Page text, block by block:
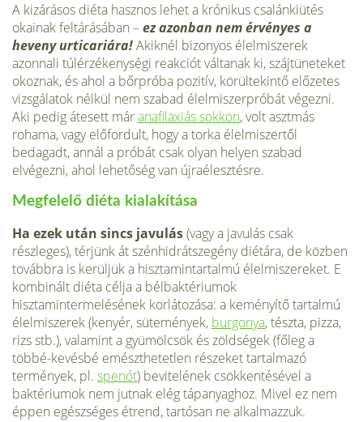
A kizárásos diéta hasznos lehet a krónikus csalánkiütés
okainak feltárásában –ez azonban nem érvényes a
heveny urticariára!Akiknél bizonyos élelmiszerek
azonnali túlérzékenységi reakciót váltanak ki, szájtüneteket
okoznak, és ahol a bőrpróba pozitív, körültekintő előzetes
vizsgálatok nélkül nem szabad élelmiszerpróbát végezni.
Aki pedig átesett máranafilaxiás sokkon, volt asztmás
rohama, vagy előfordult, hogy a torka élelmiszertől
bedagadt, annál a próbát csak olyan helyen szabad
elvégezni, ahol lehetőség van újraélesztésre.
Megfelelő diéta kialakítása
Ha ezek után sincs javulás(vagy a javulás csak
részleges), térjünk át szénhidrátsze­gény diétára, de közben
továbbra is kerül­jük a hisztamintartalmú élelmiszereket. E
kombinált diéta célja a bélbaktériumok
hisztamintermelésének korlátozása: a ke­ményítő tartalmú
élelmiszerek (kenyér, sütemények, burgonya, tészta, pizza,
rizs stb.), valamint a gyümölcsök és zöldségek (főleg a
többé-kevésbé emészthetetlen részeket tartalmazó
termények, pl. spenót) bevitel­ének csökkentésével a
baktériumok nem jutnak elég tápanyaghoz. Mivel ez nem
ép­pen egészséges étrend, tartósan ne alkal­mazzuk.